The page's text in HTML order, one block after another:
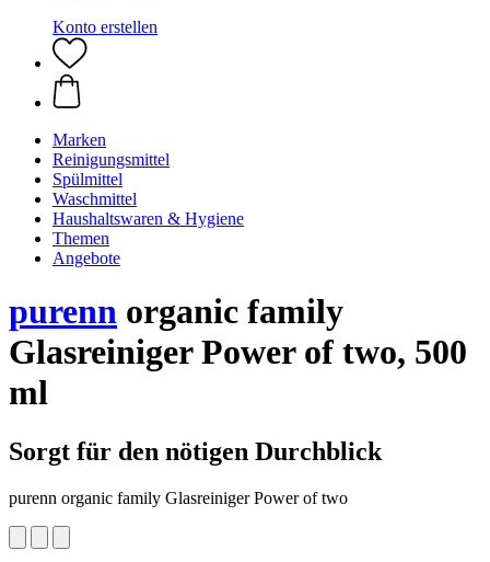
Konto erstellen
Marken
Reinigungsmittel
Spülmittel
Waschmittel
Haushaltswaren & Hygiene
Themen
Angebote
purenn organic family
Glasreiniger Power of two, 500
ml
Sorgt für den nötigen Durchblick
purenn organic family Glasreiniger Power of two